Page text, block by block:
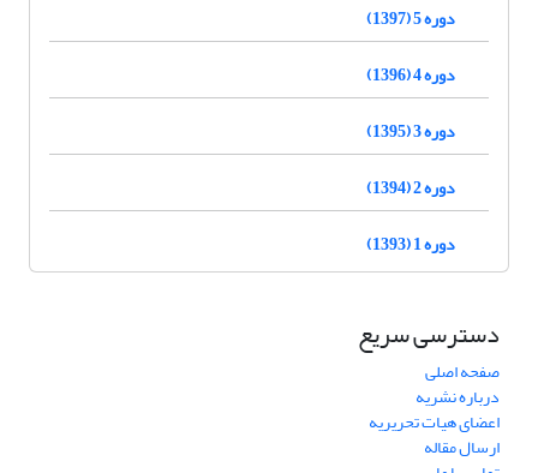
دوره 5 (1397)
دوره 4 (1396)
دوره 3 (1395)
دوره 2 (1394)
دوره 1 (1393)
دسترسی سریع
صفحه اصلی
درباره نشریه
اعضای هیات تحریریه
ارسال مقاله